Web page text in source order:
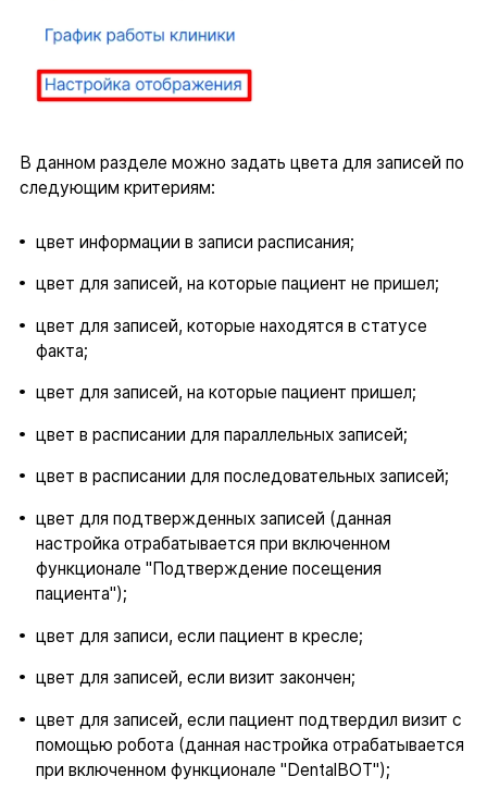
В данном разделе можно задать цвета для записей по
следующим критериям:
цвет информации в записи расписания;
цвет для записей, на которые пациент не пришел;
цвет для записей, которые находятся в статусе
факта;
цвет для записей, на которые пациент пришел;
цвет в расписании для параллельных записей;
цвет в расписании для последовательных записей;
цвет для подтвержденных записей (данная
настройка отрабатывается при включенном
функционале "Подтверждение посещения
пациента");
цвет для записи, если пациент в кресле;
цвет для записей, если визит закончен;
цвет для записей, если пациент подтвердил визит с
помощью робота (данная настройка отрабатывается
при включенном функционале "DentalBOT");